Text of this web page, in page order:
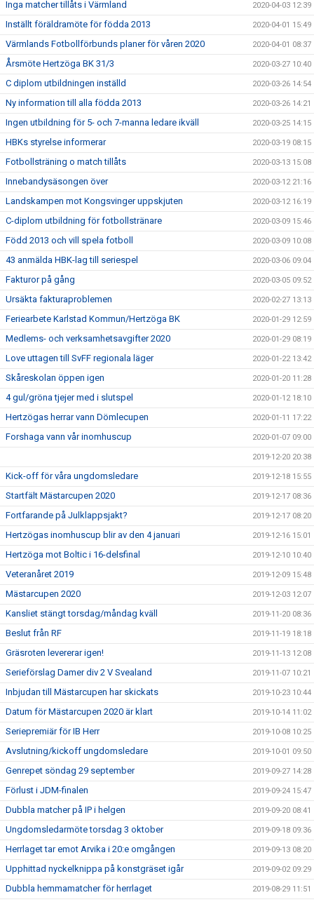
Inga matcher tillåts i Värmland 2020-04-03 12:39
Inställt föräldramöte för födda 2013 2020-04-01 15:49
Värmlands Fotbollförbunds planer för våren 2020 2020-04-01 08:37
Årsmöte Hertzöga BK 31/3 2020-03-27 10:40
C diplom utbildningen inställd 2020-03-26 14:54
Ny information till alla födda 2013 2020-03-26 14:21
Ingen utbildning för 5- och 7-manna ledare ikväll 2020-03-25 14:15
HBKs styrelse informerar 2020-03-19 08:15
Fotbollsträning o match tillåts 2020-03-13 15:08
Innebandysäsongen över 2020-03-12 21:16
Landskampen mot Kongsvinger uppskjuten 2020-03-12 16:19
C-diplom utbildning för fotbollstränare 2020-03-09 15:46
Född 2013 och vill spela fotboll 2020-03-09 10:08
43 anmälda HBK-lag till seriespel 2020-03-06 09:04
Fakturor på gång 2020-03-05 09:52
Ursäkta fakturaproblemen 2020-02-27 13:13
Feriearbete Karlstad Kommun/Hertzöga BK 2020-01-29 12:59
Medlems- och verksamhetsavgifter 2020 2020-01-29 08:19
Love uttagen till SvFF regionala läger 2020-01-22 13:42
Skåreskolan öppen igen 2020-01-20 11:28
4 gul/gröna tjejer med i slutspel 2020-01-12 18:10
Hertzögas herrar vann Dömlecupen 2020-01-11 17:22
Forshaga vann vår inomhuscup 2020-01-07 09:00
2019-12-20 20:38
Kick-off för våra ungdomsledare 2019-12-18 15:55
Startfält Mästarcupen 2020 2019-12-17 08:36
Fortfarande på Julklappsjakt? 2019-12-17 08:20
Hertzögas inomhuscup blir av den 4 januari 2019-12-16 15:01
Hertzöga mot Boltic i 16-delsfinal 2019-12-10 10:40
Veteranåret 2019 2019-12-09 15:48
Mästarcupen 2020 2019-12-03 12:07
Kansliet stängt torsdag/måndag kväll 2019-11-20 08:36
Beslut från RF 2019-11-19 18:18
Gräsroten levererar igen! 2019-11-13 12:08
Serieförslag Damer div 2 V Svealand 2019-11-07 10:21
Inbjudan till Mästarcupen har skickats 2019-10-23 10:44
Datum för Mästarcupen 2020 är klart 2019-10-14 11:02
Seriepremiär för IB Herr 2019-10-08 10:25
Avslutning/kickoff ungdomsledare 2019-10-01 09:50
Genrepet söndag 29 september 2019-09-27 14:28
Förlust i JDM-finalen 2019-09-24 15:47
Dubbla matcher på IP i helgen 2019-09-20 08:41
Ungdomsledarmöte torsdag 3 oktober 2019-09-18 09:36
Herrlaget tar emot Arvika i 20:e omgången 2019-09-13 08:20
Upphittad nyckelknippa på konstgräset igår 2019-09-02 09:29
Dubbla hemmamatcher för herrlaget 2019-08-29 11:51